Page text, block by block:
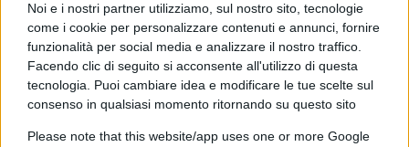
Noi e i nostri partner utilizziamo, sul nostro sito, tecnologie
come i cookie per personalizzare contenuti e annunci, fornire
funzionalità per social media e analizzare il nostro traffico.
Facendo clic di seguito si acconsente all'utilizzo di questa
tecnologia. Puoi cambiare idea e modificare le tue scelte sul
consenso in qualsiasi momento ritornando su questo sito
Please note that this website/app uses one or more Google
ma non accettabili per un liberale che crede nello
Stato di diritto – tale iniziativa, tesa a lisciare il
pelo alla pancia del Paese, appare in totale
contraddizione con lo spirito che anima la stessa
riforma.